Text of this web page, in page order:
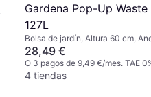
Gardena Pop-Up Waste
127L
Bolsa de jardín, Altura 60 cm,
cm, Longitud 46 cm, 127 L
28,49 €
O 3 pagos de 9,49 €/mes. TAE
4 tiendas